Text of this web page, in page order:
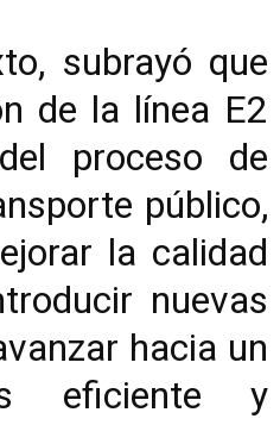
subrayó que
de la línea E2
proceso de
público,
la calidad
nuevas
hacia un
eficiente y